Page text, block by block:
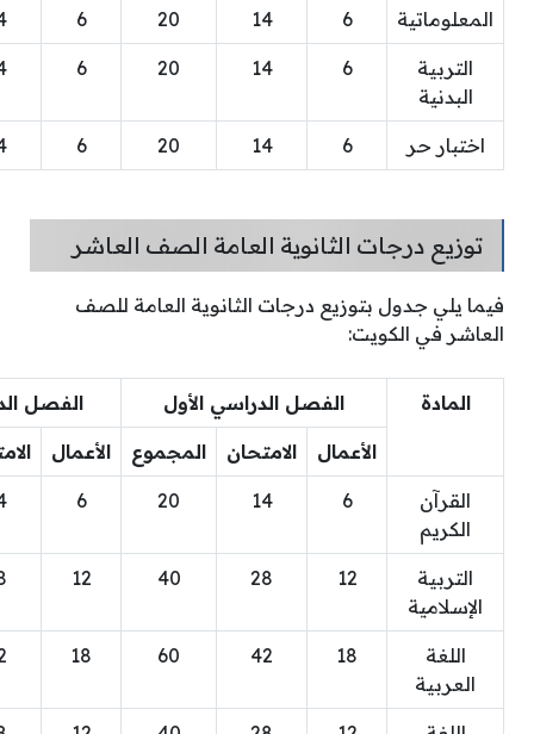
المعلوماتية 6
14
20
6
التربية
البدنية
6
14
20
6
اختبار حر 6
14
20
6
توزيع درجات الثانوية العامة الصف العاشر
فيما يلي جدول بتوزيع درجات الثانوية العامة للصف
العاشر في الكويت:
المادة الفصل الدراسي الأول الفصل
الأعمال الامتحان المجموع الأعمال
القرآن
الكريم
6
14
20
6
التربية
الإسلامية
12
28
40
12
اللغة
العربية
18
42
60
18